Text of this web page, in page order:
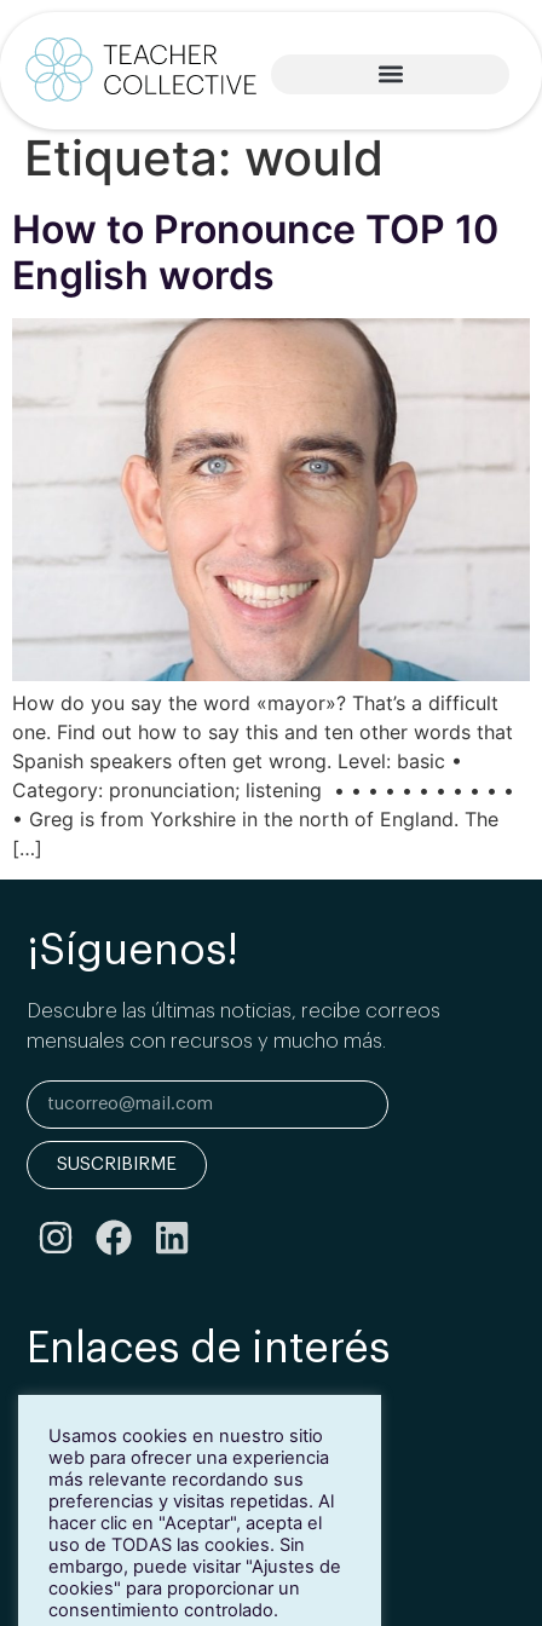
Etiqueta: would
How to Pronounce TOP 10
English words
How do you say the word «mayor»? That’s a difficult
one. Find out how to say this and ten other words that
Spanish speakers often get wrong. Level: basic •
Category: pronunciation; listening • • • • • • • • • • •
• Greg is from Yorkshire in the north of England. The
[…]
¡Síguenos!
Descubre las últimas noticias, recibe correos
mensuales con recursos y mucho más.
SUSCRIBIRME
Enlaces de interés
Inmersión lingüística de inglés en Girona
Más idiomas para empresas
Blog
Contacto
Trabaja con nosotros
Política de privacidad
Usamos cookies en nuestro sitio
web para ofrecer una experiencia
más relevante recordando sus
preferencias y visitas repetidas. Al
hacer clic en "Aceptar", acepta el
uso de TODAS las cookies. Sin
embargo, puede visitar "Ajustes de
cookies" para proporcionar un
consentimiento controlado.